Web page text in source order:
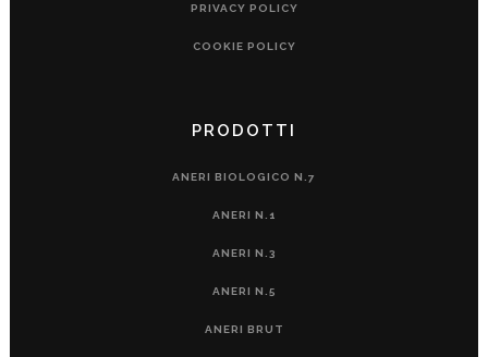
PRIVACY POLICY
COOKIE POLICY
PRODOTTI
ANERI BIOLOGICO N.7
ANERI N.1
ANERI N.3
ANERI N.5
ANERI BRUT